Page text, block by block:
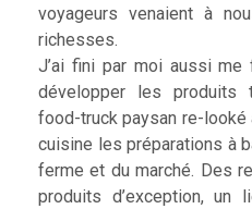
voyageurs venaient à
richesses.
J’ai fini par moi aussi me
développer les produits
food-truck paysan re-looké
cuisine les préparations à
ferme et du marché. Des
produits d’exception, un